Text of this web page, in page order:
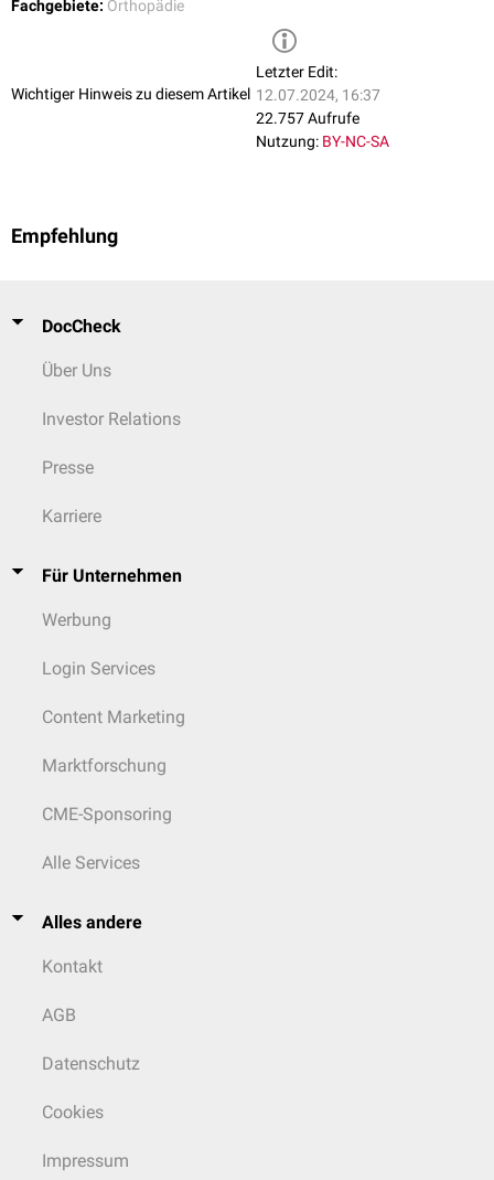
Fachgebiete: Orthopädie
Wichtiger Hinweis zu diesem Artikel
Letzter Edit:
12.07.2024, 16:37
22.757 Aufrufe
Nutzung: BY-NC-SA
Empfehlung
DocCheck
Über Uns
Investor Relations
Presse
Karriere
Für Unternehmen
Werbung
Login Services
Content Marketing
Marktforschung
CME-Sponsoring
Alle Services
Alles andere
Kontakt
AGB
Datenschutz
Cookies
Impressum